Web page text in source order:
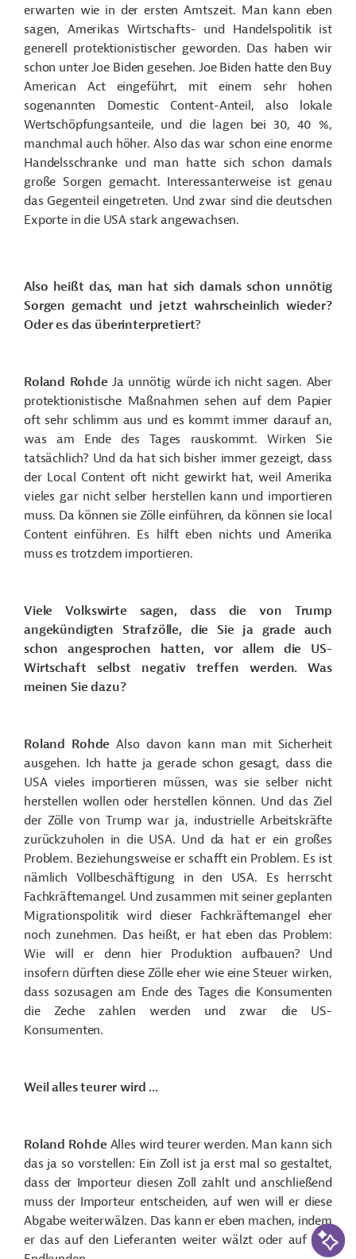
erwarten wie in der ersten Amtszeit. Man kann eben
sagen, Amerikas Wirtschafts- und Handelspolitik ist
generell protektionistischer geworden. Das haben wir
schon unter Joe Biden gesehen. Joe Biden hatte den Buy
American Act eingeführt, mit einem sehr hohen
sogenannten Domestic Content-Anteil, also lokale
Wertschöpfungsanteile, und die lagen bei 30, 40 %,
manchmal auch höher. Also das war schon eine enorme
Handelsschranke und man hatte sich schon damals
große Sorgen gemacht. Interessanterweise ist genau
das Gegenteil eingetreten. Und zwar sind die deutschen
Exporte in die USA stark angewachsen.
Also heißt das, man hat sich damals schon unnötig
Sorgen gemacht und jetzt wahrscheinlich wieder?
Oder es das überinterpretiert?
Roland RohdeJa unnötig würde ich nicht sagen. Aber
protektionistische Maßnahmen sehen auf dem Papier
oft sehr schlimm aus und es kommt immer darauf an,
was am Ende des Tages rauskommt. Wirken Sie
tatsächlich? Und da hat sich bisher immer gezeigt, dass
der Local Content oft nicht gewirkt hat, weil Amerika
vieles gar nicht selber herstellen kann und importieren
muss. Da können sie Zölle einführen, da können sie local
Content einführen. Es hilft eben nichts und Amerika
muss es trotzdem importieren.
Viele Volkswirte sagen, dass die von Trump
angekündigten Strafzölle, die Sie ja grade auch
schon angesprochen hatten, vor allem die US-
Wirtschaft selbst negativ treffen werden. Was
meinen Sie dazu?
Roland RohdeAlso davon kann man mit Sicherheit
ausgehen. Ich hatte ja gerade schon gesagt, dass die
USA vieles importieren müssen, was sie selber nicht
herstellen wollen oder herstellen können. Und das Ziel
der Zölle von Trump war ja, industrielle Arbeitskräfte
zurückzuholen in die USA. Und da hat er ein großes
Problem. Beziehungsweise er schafft ein Problem. Es ist
nämlich Vollbeschäftigung in den USA. Es herrscht
Fachkräftemangel. Und zusammen mit seiner geplanten
Migrationspolitik wird dieser Fachkräftemangel eher
noch zunehmen. Das heißt, er hat eben das Problem:
Wie will er denn hier Produktion aufbauen? Und
insofern dürften diese Zölle eher wie eine Steuer wirken,
dass sozusagen am Ende des Tages die Konsumenten
die Zeche zahlen werden und zwar die US-
Konsumenten.
Weil alles teurer wird ...
Roland Rohde Alles wird teurer werden. Man kann sich
das ja so vorstellen: Ein Zoll ist ja erst mal so gestaltet,
dass der Importeur diesen Zoll zahlt und anschließend
muss der Importeur entscheiden, auf wen will er diese
Abgabe weiterwälzen. Das kann er eben machen, indem
er das auf den Lieferanten weiter wälzt oder auf den
KI-